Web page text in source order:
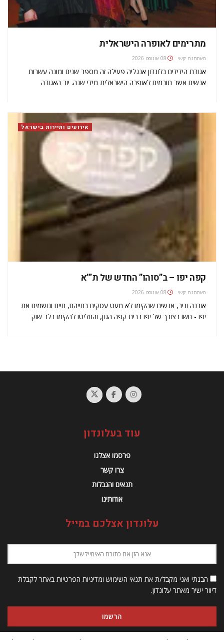
מתרימים לאופרה הישראלית
מאתחנה קשי 08 אוגוסט 2026
אגודת הידידים בלונדון אנגליה פעילה זה מספר שנים ומונה עשרות
אנשים אשר תורמים לאופרה הישראלית מידי שנה. יור האגודה
הנערכים…
אירועים ותיירות בישראל
קפה יפו – ב”סוהו” החדש של ת”’א
מאתחנה קשי 08 אוגוסט 2026
אורנה וניר, אנשים שהקימו לא מעט עסקים בחייהם, חיים ונושמים את
יפו - חשו בצורך של יפו בבית קפה הגון, והחליטו להקימו בלב שוק
עוד בעלונדון
פרסמו אצלנו
צרו קשר
תנאים והגבלות
אודותינו
עלונדון אצלכם במייל
הבנתי ואני מקבל/ת את תנאי השימוש ומדיניות הפרטיות באתר לקבלת
דיוור ישיר מאתר עלונדון.